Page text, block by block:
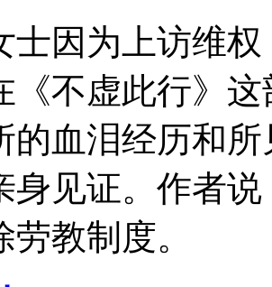
士因为上访维
《不虚此行》
的血泪经历和
身见证。作者
教制度。